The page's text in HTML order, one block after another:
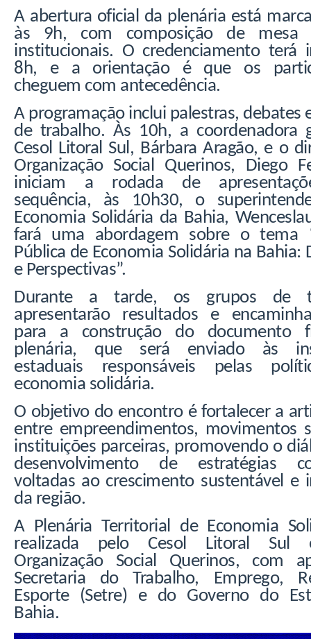
A abertura oficial da plenária está
às 9h, com composição de mesa
institucionais. O credenciamento terá
8h, e a orientação é que os
cheguem com antecedência.
A programação inclui palestras, debates
de trabalho. Às 10h, a coordenadora
Cesol Litoral Sul, Bárbara Aragão, e o
Organização Social Querinos, Diego
iniciam a rodada de
sequência, às 10h30, o
Economia Solidária da Bahia,
fará uma abordagem sobre o tema
Pública de Economia Solidária na Bahia:
e Perspectivas”.
Durante a tarde, os grupos de
apresentarão resultados e
para a construção do documento
plenária, que será enviado às
estaduais responsáveis pelas
economia solidária.
O objetivo do encontro é fortalecer a
entre empreendimentos, movimentos
instituições parceiras, promovendo o
desenvolvimento de estratégias
voltadas ao crescimento sustentável e
da região.
A Plenária Territorial de Economia
realizada pelo Cesol Litoral Sul
Organização Social Querinos, com
Secretaria do Trabalho, Emprego,
Esporte (Setre) e do Governo do
Bahia.